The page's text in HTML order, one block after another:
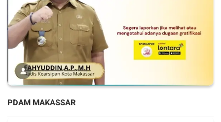
PDAM MAKASSAR